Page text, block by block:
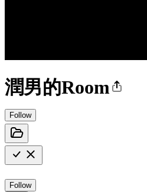
潤男的Room
Follow
Follow